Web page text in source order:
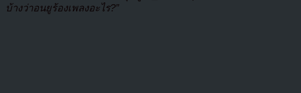
บ้างว่าอนยูร้องเพลงอะไร?”